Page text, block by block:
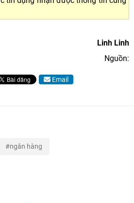
Linh Linh
Nguồn:
Email
ngân hàng